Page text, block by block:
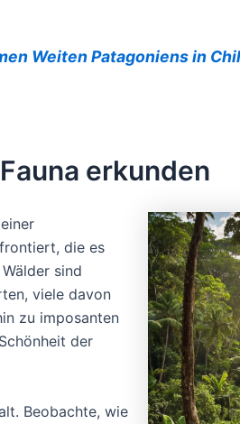
Weiten Patagoniens in
erkunden
die es
sind
viele davon
zu imposanten
der
Beobachte, wie